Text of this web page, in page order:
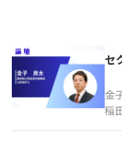
【連載】労務管理
【連載】AI活用の
セ
金
稲